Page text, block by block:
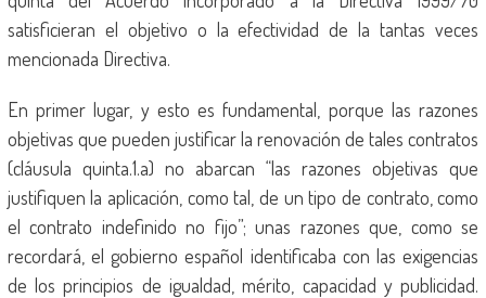
satisficieran el objetivo o la efectividad de la tantas veces
mencionada Directiva.
En primer lugar, y esto es fundamental, porque las razones
objetivas que pueden justificar la renovación de tales contratos
(cláusula quinta.1.a) no abarcan “las razones objetivas que
justifiquen la aplicación, como tal, de un tipo de contrato, como
el contrato indefinido no fijo”; unas razones que, como se
recordará, el gobierno español identificaba con las exigencias
de los principios de igualdad, mérito, capacidad y publicidad.